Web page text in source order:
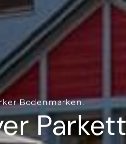
Bodenmarken.
Parkett